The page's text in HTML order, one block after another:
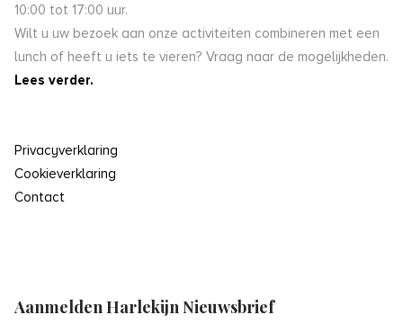
10:00 tot 17:00 uur.
Wilt u uw bezoek aan onze activiteiten combineren met een
lunch of heeft u iets te vieren? Vraag naar de mogelijkheden.
Lees verder.
Privacyverklaring
Cookieverklaring
Contact
Aanmelden Harlekijn Nieuwsbrief